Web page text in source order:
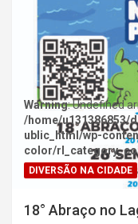
Warning: Undefined
/home/u131386853/
ublic_html/wp-
color/
DIVERSÃO NA CIDADE
18° Abraço no